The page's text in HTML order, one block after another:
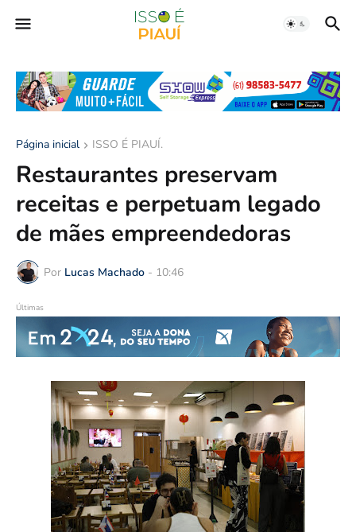
Página inicial ISSO É PIAUÍ.
Restaurantes preservam
receitas e perpetuam legado
de mães empreendedoras
Por Lucas Machado - 10:46
Últimas